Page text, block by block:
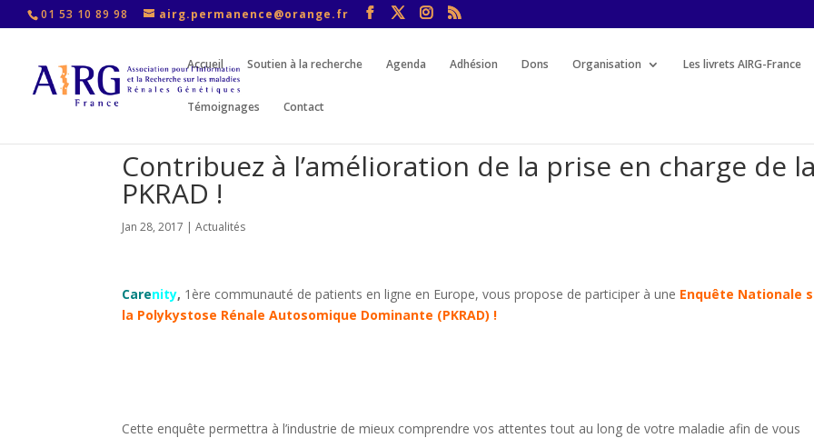
01 53 10 89 98 airg.permanence@orange.fr
Accueil Soutien à la recherche Agenda Adhésion Dons Organisation Les livrets AIRG-France
Témoignages Contact
Contribuez à l’amélioration de la prise en charge de
PKRAD !
Jan 28, 2017 |Actualités
Carenity, 1ère communauté de patients en ligne en Europe, vous propose de participer à une Enquête Nationale
la Polykystose Rénale Autosomique Dominante (PKRAD) !
Cette enquête permettra à l’industrie de mieux comprendre vos attentes tout au long de votre maladie afin de vous